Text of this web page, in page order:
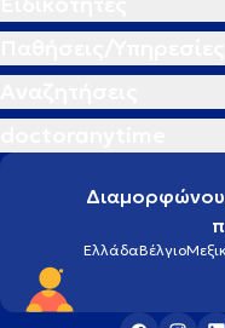
ΕλλάδαΒέλγιο